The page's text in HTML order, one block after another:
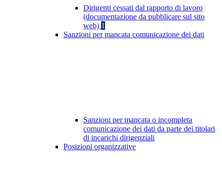
Dirigenti cessati dal rapporto di lavoro
(documentazione da pubblicare sul sito
web) 1
Sanzioni per mancata comunicazione dei dati
Sanzioni per mancata o incompleta
comunicazione dei dati da parte dei titolari
di incarichi dirigenziali
Posizioni organizzative